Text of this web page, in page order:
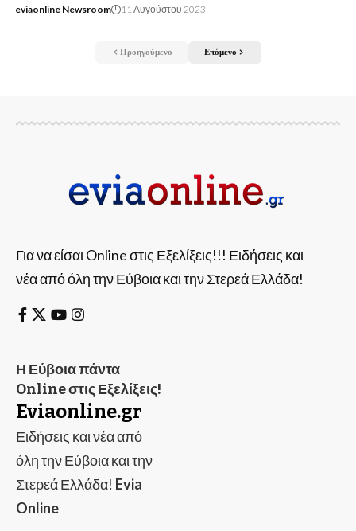
eviaonline Newsroom 11 Αυγούστου 2023
Προηγούμενο Επόμενο
Για να είσαι Online στις Εξελίξεις!!! Ειδήσεις και
νέα από όλη την Εύβοια και την Στερεά Ελλάδα!
Η Εύβοια πάντα
Online στις Εξελίξεις!
Eviaonline.gr
Ειδήσεις και νέα από
όλη την Εύβοια και την
Στερεά Ελλάδα! Evia
Online